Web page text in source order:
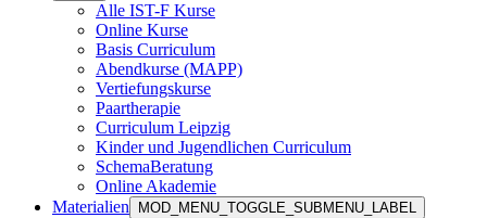
Alle IST-F Kurse
Online Kurse
Basis Curriculum
Abendkurse (MAPP)
Vertiefungskurse
Paartherapie
Curriculum Leipzig
Kinder und Jugendlichen Curriculum
SchemaBeratung
Online Akademie
Materialien
MOD_MENU_TOGGLE_SUBMENU_LABEL